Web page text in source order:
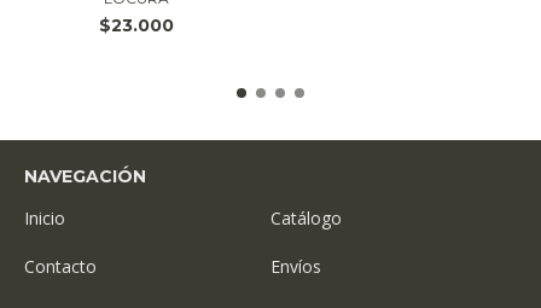
$23.000
NAVEGACIÓN
Inicio Catálogo
Contacto Envíos